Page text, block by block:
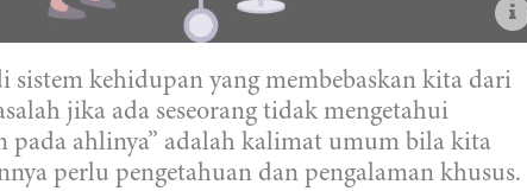
kehidupan yang membebaskan kita dari
jika ada seseorang tidak mengetahui
pada ahlinya” adalah kalimat umum bila kita
perlu pengetahuan dan pengalaman khusus.